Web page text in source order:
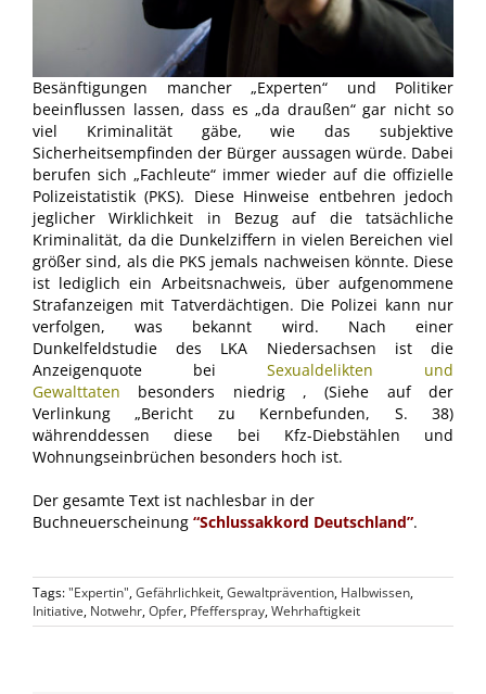
Besänftigungen mancher „Experten“ und Politiker
beeinflussen lassen, dass es „da draußen“ gar nicht so
viel Kriminalität gäbe, wie das subjektive
Sicherheitsempfinden der Bürger aussagen würde. Dabei
berufen sich „Fachleute“ immer wieder auf die offizielle
Polizeistatistik (PKS). Diese Hinweise entbehren jedoch
jeglicher Wirklichkeit in Bezug auf die tatsächliche
Kriminalität, da die Dunkelziffern in vielen Bereichen viel
größer sind, als die PKS jemals nachweisen könnte. Diese
ist lediglich ein Arbeitsnachweis, über aufgenommene
Strafanzeigen mit Tatverdächtigen. Die Polizei kann nur
verfolgen, was bekannt wird. Nach einer
Dunkelfeldstudie des LKA Niedersachsen ist die
Anzeigenquote bei Sexualdelikten und
Gewalttaten besonders niedrig , (Siehe auf der
Verlinkung „Bericht zu Kernbefunden, S. 38)
währenddessen diese bei Kfz-Diebstählen und
Wohnungseinbrüchen besonders hoch ist.
Der gesamte Text ist nachlesbar in der
Buchneuerscheinung “Schlussakkord Deutschland”.
Tags:"Expertin",Gefährlichkeit,Gewaltprävention, Halbwissen,
Initiative, Notwehr,Opfer, Pfefferspray,Wehrhaftigkeit